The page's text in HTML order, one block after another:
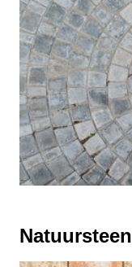
Natuursteen